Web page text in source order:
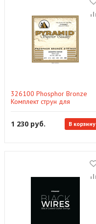
326100 Phosphor Bronze
Комплект струн для
1 230 руб. В корзину